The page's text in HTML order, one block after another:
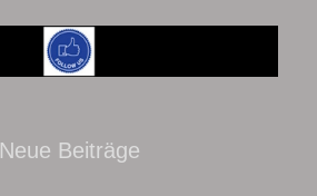
Neue Beiträge